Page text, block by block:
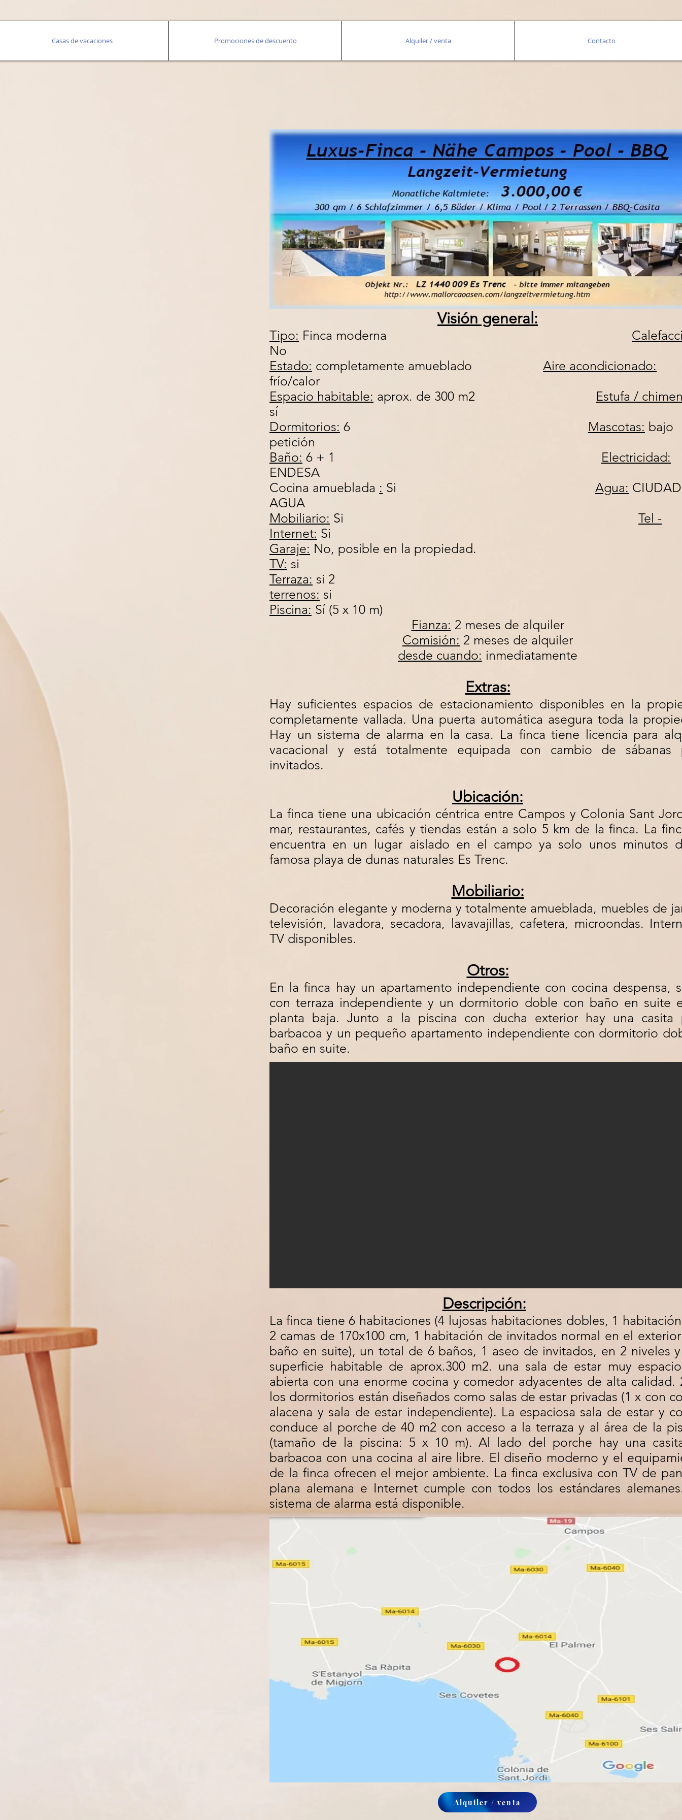
Casas de vacaciones Promociones de descuento Alquiler / venta Contacto
Visión general:
Tipo: Finca moderna
No
Estado: completamente amueblado Aire acondicionado:
frío/calor
Espacio habitable: aprox. de 300 m2 Estufa /
sí
Dormitorios: 6 Mascotas: bajo
petición
Baño: 6 + 1 Electricidad:
ENDESA
Cocina amueblada : Si Agua: CIUDAD
AGUA
Mobiliario: Si Tel -
Internet: Si
Garaje: No, posible en la
TV: si
Terraza: si 2
terrenos: si
Piscina: Sí (5 x 10 m)
Fianza: 2 meses de alquiler
Comisión: 2 meses de alquiler
desde cuando: inmediatamente
Extras:
Hay suficientes espacios de estacionamiento disponibles en la
completamente vallada. Una puerta automática asegura toda la
Hay un sistema de alarma en la casa. La finca tiene licencia para
vacacional y está totalmente equipada con cambio de sábanas
invitados.
Ubicación:
La finca tiene una ubicación céntrica entre Campos y Colonia Sant
mar, restaurantes, cafés y tiendas están a solo 5 km de la finca. La
encuentra en un lugar aislado en el campo ya solo unos minutos
famosa playa de dunas naturales Es Trenc.
Mobiliario:
Decoración elegante y moderna y totalmente amueblada, muebles de
televisión, lavadora, secadora, lavavajillas, cafetera, microondas.
TV disponibles.
Otros:
En la finca hay un apartamento independiente con cocina despensa,
con terraza independiente y un dormitorio doble con baño en suite
planta baja. Junto a la piscina con ducha exterior hay una casita
barbacoa y un pequeño apartamento independiente con dormitorio
baño en suite.
Descripción:
La finca tiene 6 habitaciones (4 lujosas habitaciones dobles, 1
2 camas de 170x100 cm, 1 habitación de invitados normal en el
baño en suite), un total de 6 baños, 1 aseo de invitados, en 2 niveles
superficie habitable de aprox.300 m2. una sala de estar muy
abierta con una enorme cocina y comedor adyacentes de alta calidad.
los dormitorios están diseñados como salas de estar privadas (1 x con
alacena y sala de estar independiente). La espaciosa sala de estar y
conduce al porche de 40 m2 con acceso a la terraza y al área de la
(tamaño de la piscina: 5 x 10 m). Al lado del porche hay una
barbacoa con una cocina al aire libre. El diseño moderno y el
de la finca ofrecen el mejor ambiente. La finca exclusiva con TV de
plana alemana e Internet cumple con todos los estándares
sistema de alarma está disponible.
Alquiler / venta